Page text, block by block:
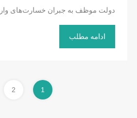
دولت موظف به جبران خسارت‌های
ادامه مطلب
1
2